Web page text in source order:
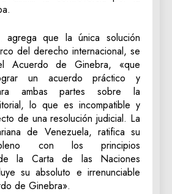
agrega que la única solución
del derecho internacional, se
Acuerdo de Ginebra, «que
un acuerdo práctico y
ambas partes sobre la
lo que es incompatible y
de una resolución judicial. La
de Venezuela, ratifica su
pleno con los principios
de la Carta de las Naciones
su absoluto e irrenunciable
de Ginebra».